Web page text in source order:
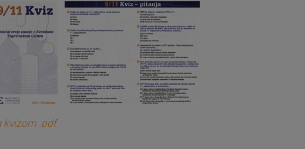
kvizom .pdf